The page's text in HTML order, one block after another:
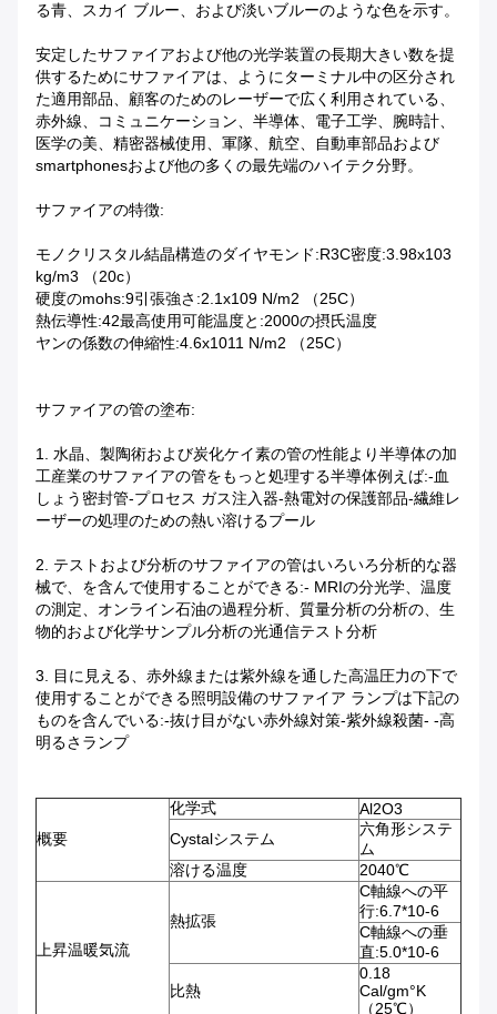
る青、スカイ ブルー、および淡いブルーのような色を示す。
安定したサファイアおよび他の光学装置の長期大きい数を提
供するためにサファイアは、ようにターミナル中の区分され
た適用部品、顧客のためのレーザーで広く利用されている、
赤外線、コミュニケーション、半導体、電子工学、腕時計、
医学の美、精密器械使用、軍隊、航空、自動車部品および
smartphonesおよび他の多くの最先端のハイテク分野。
サファイアの特徴:
モノクリスタル結晶構造のダイヤモンド:R3C密度:3.98x103
kg/m3 （20c）
硬度のmohs:9引張強さ:2.1x109 N/m2 （25C）
熱伝導性:42最高使用可能温度と:2000の摂氏温度
ヤンの係数の伸縮性:4.6x1011 N/m2 （25C）
サファイアの管の塗布:
1. 水晶、製陶術および炭化ケイ素の管の性能より半導体の加
工産業のサファイアの管をもっと処理する半導体例えば:-血
しょう密封管-プロセス ガス注入器-熱電対の保護部品-繊維レ
ーザーの処理のための熱い溶けるプール
2. テストおよび分析のサファイアの管はいろいろ分析的な器
械で、を含んで使用することができる:- MRIの分光学、温度
の測定、オンライン石油の過程分析、質量分析の分析の、生
物的および化学サンプル分析の光通信テスト分析
3. 目に見える、赤外線または紫外線を通した高温圧力の下で
使用することができる照明設備のサファイア ランプは下記の
ものを含んでいる:-抜け目がない赤外線対策-紫外線殺菌- -高
明るさランプ
概要
化学式
Al2O3
Cystalシステム
六角形システ
ム
溶ける温度
2040℃
上昇温暖気流
熱拡張
C軸線への平
行:6.7*10-6
C軸線への垂
直:5.0*10-6
比熱
0.18
Cal/gm°K
（25℃）